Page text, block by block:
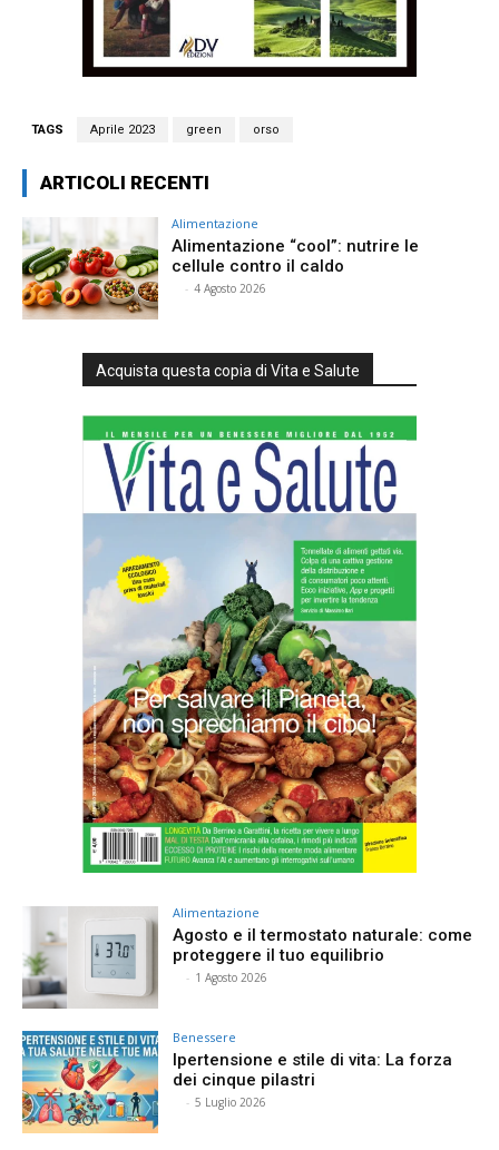
TAGS Aprile 2023 green orso
ARTICOLI RECENTI
Alimentazione
Alimentazione “cool”: nutrire le
cellule contro il caldo
- 4 Agosto 2026
Acquista questa copia di Vita e Salute
Alimentazione
Agosto e il termostato naturale: come
proteggere il tuo equilibrio
- 1 Agosto 2026
Benessere
Ipertensione e stile di vita: La forza
dei cinque pilastri
- 5 Luglio 2026